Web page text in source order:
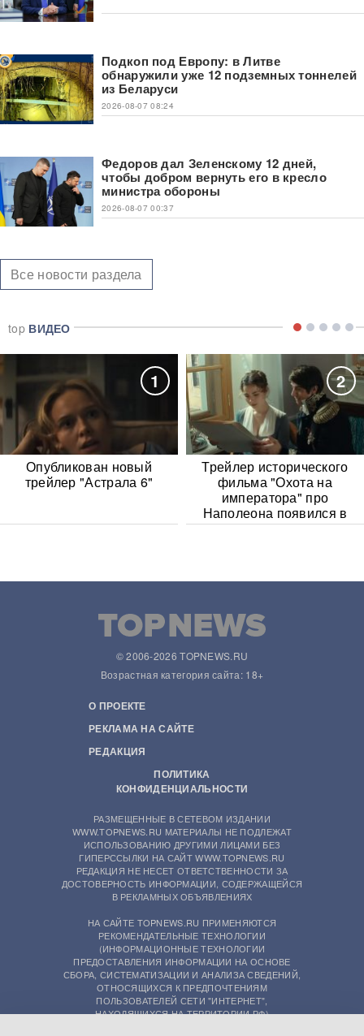
Подкоп под Европу: в Литве
обнаружили уже 12 подземных тоннелей
из Беларуси
2026-08-07 08:24
Федоров дал Зеленскому 12 дней,
чтобы добром вернуть его в кресло
министра обороны
2026-08-07 00:37
Все новости раздела
top ВИДЕО
1
Опубликован новый
трейлер "Астрала 6"
2
Трейлер исторического
фильма "Охота на
императора" про
Наполеона появился в
Сети
© 2006-2026 TOPNEWS.RU
Возрастная категория сайта: 18+
О ПРОЕКТЕ
РЕКЛАМА НА САЙТЕ
РЕДАКЦИЯ
ПОЛИТИКА
КОНФИДЕНЦИАЛЬНОСТИ
РАЗМЕЩЕННЫЕ В СЕТЕВОМ ИЗДАНИИ
WWW.TOPNEWS.RU МАТЕРИАЛЫ НЕ ПОДЛЕЖАТ
ИСПОЛЬЗОВАНИЮ ДРУГИМИ ЛИЦАМИ БЕЗ
ГИПЕРССЫЛКИ НА САЙТ WWW.TOPNEWS.RU
РЕДАКЦИЯ НЕ НЕСЕТ ОТВЕТСТВЕННОСТИ ЗА
ДОСТОВЕРНОСТЬ ИНФОРМАЦИИ, СОДЕРЖАЩЕЙСЯ
В РЕКЛАМНЫХ ОБЪЯВЛЕНИЯХ
НА САЙТЕ TOPNEWS.RU ПРИМЕНЯЮТСЯ
РЕКОМЕНДАТЕЛЬНЫЕ ТЕХНОЛОГИИ
(ИНФОРМАЦИОННЫЕ ТЕХНОЛОГИИ
ПРЕДОСТАВЛЕНИЯ ИНФОРМАЦИИ НА ОСНОВЕ
СБОРА, СИСТЕМАТИЗАЦИИ И АНАЛИЗА СВЕДЕНИЙ,
ОТНОСЯЩИХСЯ К ПРЕДПОЧТЕНИЯМ
ПОЛЬЗОВАТЕЛЕЙ СЕТИ "ИНТЕРНЕТ",
НАХОДЯЩИХСЯ НА ТЕРРИТОРИИ РФ)